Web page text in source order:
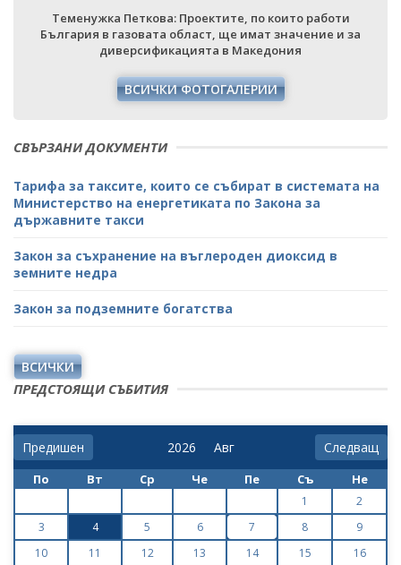
Теменужка Петкова: Проектите, по които работи
България в газовата област, ще имат значение и за
диверсификацията в Македония
ВСИЧКИ ФОТОГАЛЕРИИ
СВЪРЗАНИ ДОКУМЕНТИ
Тарифа за таксите, които се събират в системата на
Министерство на енергетиката по Закона за
държавните такси
Закон за съхранение на въглероден диоксид в
земните недра
Закон за подземните богатства
ВСИЧКИ
ПРЕДСТОЯЩИ СЪБИТИЯ
Предишен Следващ
По Вт Ср Че Пе Съ Не
1
2
3
4 5 6 7 8
9
10
11 12 13 14 15
16